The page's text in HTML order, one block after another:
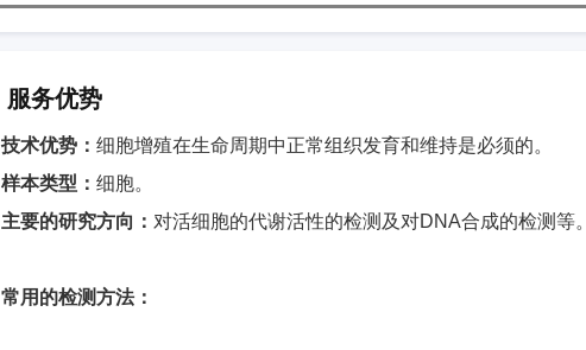
服务优势
技术优势： 细胞增殖在生命周期中正常组织发育和维持是必须的。
样本类型： 细胞。
主要的研究方向： 对活细胞的代谢活性的检测及对DNA合成的检测等。
常用的检测方法：